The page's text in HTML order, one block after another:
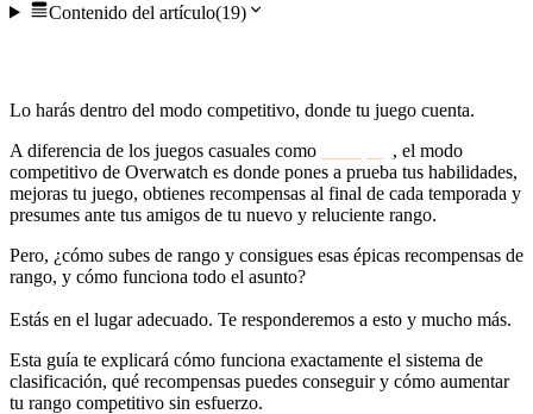
Contenido del artículo(19)
Lo harás dentro del modo competitivo, donde tu juego cuenta.
A diferencia de los juegos casuales como
, el modo
competitivo de Overwatch es donde pones a prueba tus habilidades,
mejoras tu juego, obtienes recompensas al final de cada temporada y
presumes ante tus amigos de tu nuevo y reluciente rango.
Pero, ¿cómo subes de rango y consigues esas épicas recompensas de
rango, y cómo funciona todo el asunto?
Estás en el lugar adecuado. Te responderemos a esto y mucho más.
Esta guía te explicará cómo funciona exactamente el sistema de
clasificación, qué recompensas puedes conseguir y cómo aumentar
tu rango competitivo sin esfuerzo.